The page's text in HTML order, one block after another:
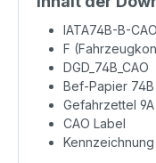
IATA74B-B-CAO
F
DGD_74B_CAO
Bef-Papier 74B
Gefahrzettel 9A
CAO Label